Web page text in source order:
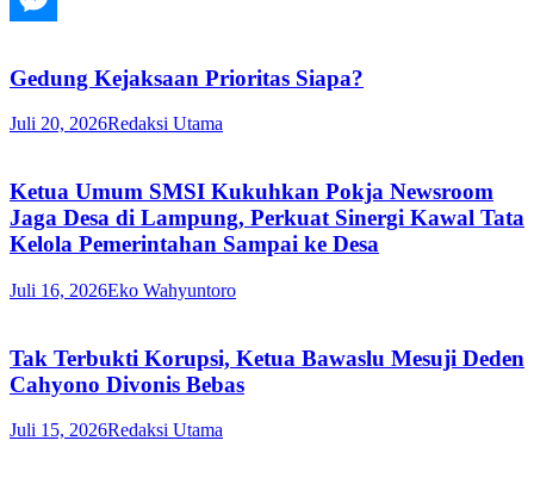
Gedung Kejaksaan Prioritas Siapa?
Juli 20, 2026Redaksi Utama
Ketua Umum SMSI Kukuhkan Pokja Newsroom
Jaga Desa di Lampung, Perkuat Sinergi Kawal Tata
Kelola Pemerintahan Sampai ke Desa
Juli 16, 2026Eko Wahyuntoro
Tak Terbukti Korupsi, Ketua Bawaslu Mesuji Deden
Cahyono Divonis Bebas
Juli 15, 2026Redaksi Utama